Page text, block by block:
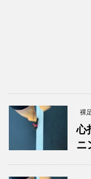
裸
心
ニ